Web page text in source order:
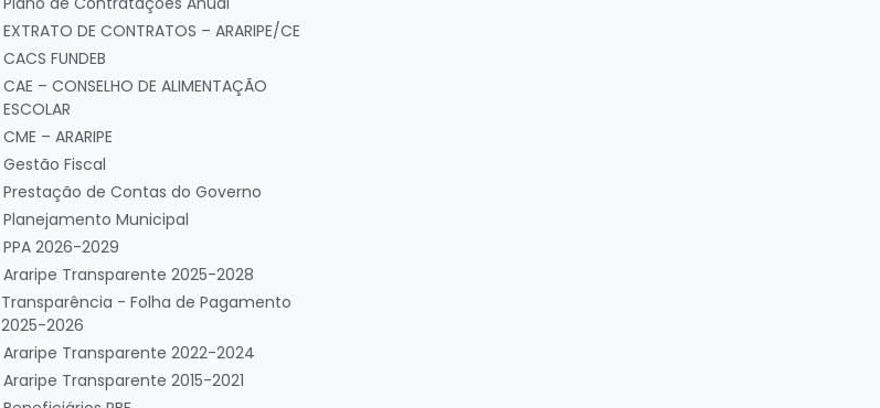
EXTRATO DE CONTRATOS – ARARIPE/CE
CACS FUNDEB
CAE – CONSELHO DE ALIMENTAÇÃO
ESCOLAR
CME – ARARIPE
Gestão Fiscal
Prestação de Contas do Governo
Planejamento Municipal
PPA 2026-2029
Araripe Transparente 2025-2028
Transparência - Folha de Pagamento
2025-2026
Araripe Transparente 2022-2024
Araripe Transparente 2015-2021